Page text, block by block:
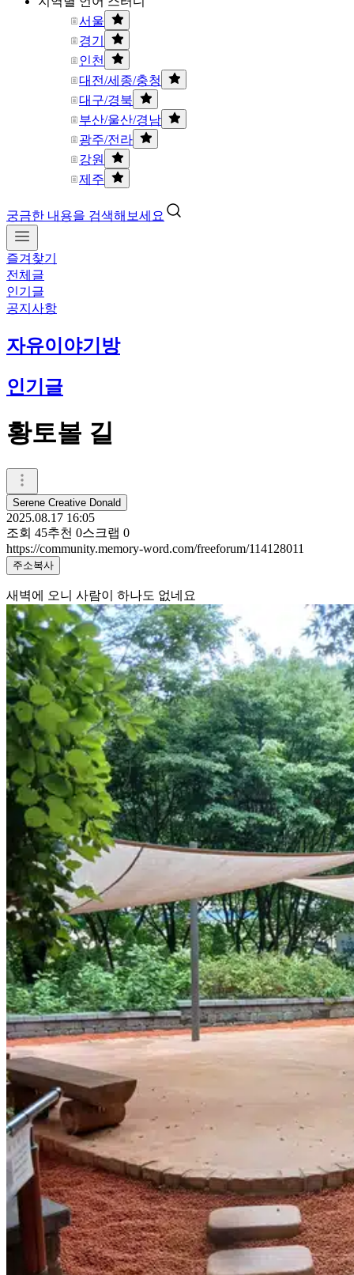
서울
경기
인천
대전/세종/충청
대구/경북
부산/울산/경남
광주/전라
강원
제주
궁금한 내용을 검색해보세요
즐겨찾기
전체글
인기글
공지사항
자유이야기방
인기글
황토볼 길
Serene Creative Donald
2025.08.17 16:05
조회 45추천 0스크랩 0
https://community.memory-word.com/freeforum/114128011
주소복사
새벽에 오니 사람이 하나도 없네요